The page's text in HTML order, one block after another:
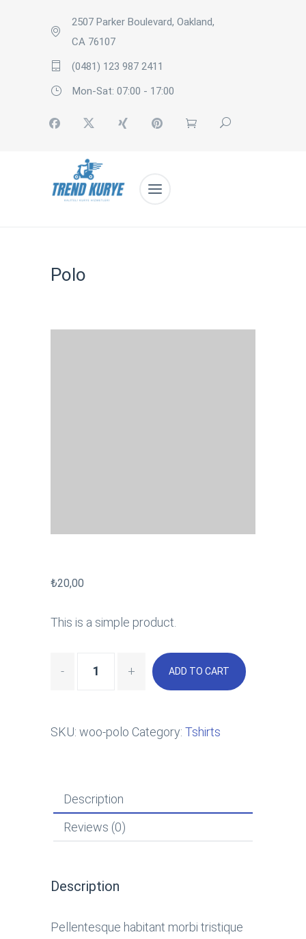
2507 Parker Boulevard, Oakland,
CA 76107
(0481) 123 987 2411
Mon-Sat: 07:00 - 17:00
Polo
₺20,00
This is a simple product.
ADD TO CART
SKU: woo-polo Category: Tshirts
Description
Reviews (0)
Description
Pellentesque habitant morbi tristique